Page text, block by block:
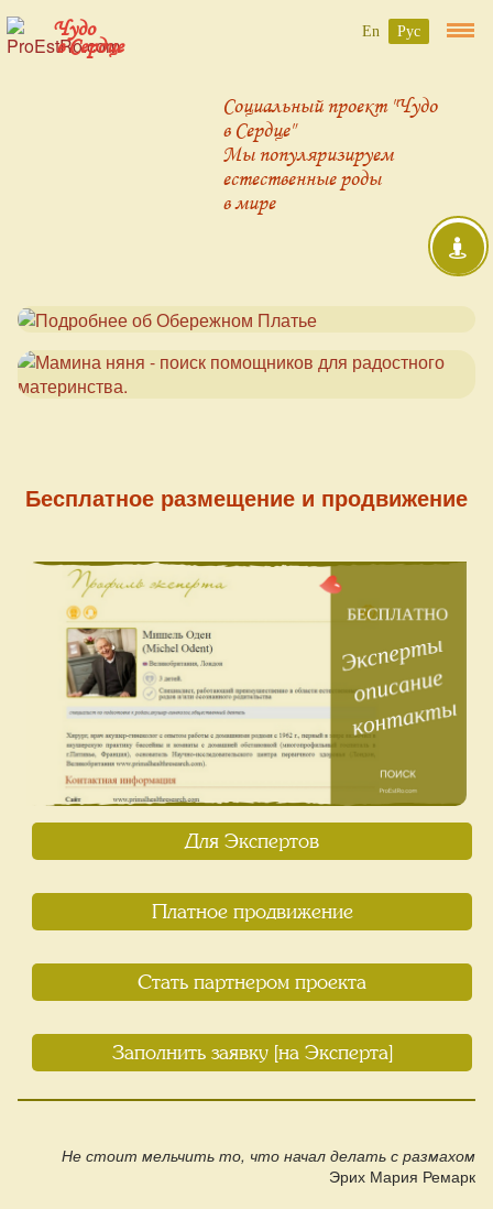
Чудо
в Сердце
Социальный проект "Чудо
в Сердце"
Мы популяризируем
естественные роды
в мире
Бесплатное размещение и продвижение
Для Экспертов
Платное продвижение
Стать партнером проекта
Заполнить заявку [на Эксперта]
Не стоит мельчить то, что начал делать с размахом
Эрих Мария Ремарк
En Рус